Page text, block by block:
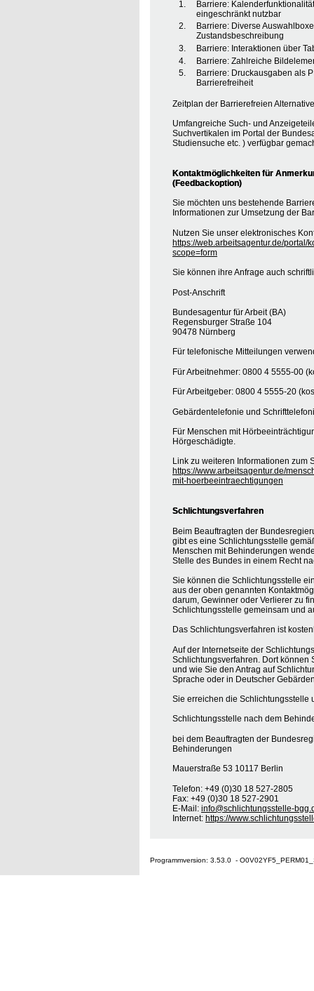
Barriere:
eingeschränkt nutzbar
Barriere: Diverse
Zustandsbeschreibung
Barriere: Interaktionen über
Barriere: Zahlreiche
Barriere: Druckausgaben als
Barrierefreiheit
Zeitplan der Barrierefreien
Umfangreiche Such- und
Suchvertikalen im Portal der
Studiensuche etc. ) verfügbar
Kontaktmöglichkeiten für
(Feedbackoption)
Sie möchten uns bestehende
Informationen zur Umsetzung der
Nutzen Sie unser elektronisches
https://web.arbeitsagentur.de/portal/
scope=form
Sie können ihre Anfrage auch
Post-Anschrift
Bundesagentur für Arbeit (BA)
Regensburger Straße 104
90478 Nürnberg
Für telefonische Mitteilungen
Für Arbeitnehmer: 0800 4 5555-00
Für Arbeitgeber: 0800 4 5555-20
Gebärdentelefonie und
Für Menschen mit
Hörgeschädigte.
Link zu weiteren Informationen zum
https://www.arbeitsagentur.de/
mit-hoerbeeintraechtigungen
Schlichtungsverfahren
Beim Beauftragten der
gibt es eine Schlichtungsstelle
Menschen mit Behinderungen
Stelle des Bundes in einem Recht
Sie können die Schlichtungsstelle
aus der oben genannten
darum, Gewinner oder Verlierer zu
Schlichtungsstelle gemeinsam und
Das Schlichtungsverfahren ist
Auf der Internetseite der
Schlichtungsverfahren. Dort können
und wie Sie den Antrag auf
Sprache oder in Deutscher
Sie erreichen die Schlichtungsstelle
Schlichtungsstelle nach dem
bei dem Beauftragten der
Behinderungen
Mauerstraße 53 10117 Berlin
Telefon: +49 (0)30 18 527-2805
Fax: +49 (0)30 18 527-2901
E-Mail: info@schlichtungsstelle-
Internet: https://
Programmversion: 3.53.0 -